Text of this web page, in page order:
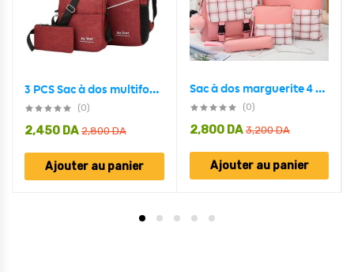
3 PCS Sac à dos multifonctionnel Avec Sortie USB ET Sortie kit-man
(0)
2,800DA
2,450 DA
Ajouter au panier
Sac à dos marguerite 4 Pcs multifonction pour femmes en toile
(0)
3,200DA
2,800 DA
Ajouter au panier